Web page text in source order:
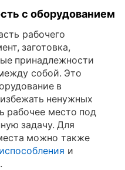
с оборудованием
рабочего
заготовка,
принадлежности
собой. Это
в
ненужных
рабочее место под
задачу. Для
можно также
и
.